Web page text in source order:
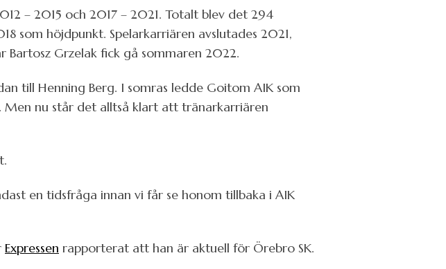
– 2015 och 2017 – 2021. Totalt blev det 294
som höjdpunkt. Spelarkarriären avslutades 2021,
Grzelak fick gå sommaren 2022.
till Henning Berg. I somras ledde Goitom AIK som
Men nu står det alltså klart att tränarkarriären
en tidsfråga innan vi får se honom tillbaka i AIK
Expressen rapporterat att han är aktuell för Örebro SK.